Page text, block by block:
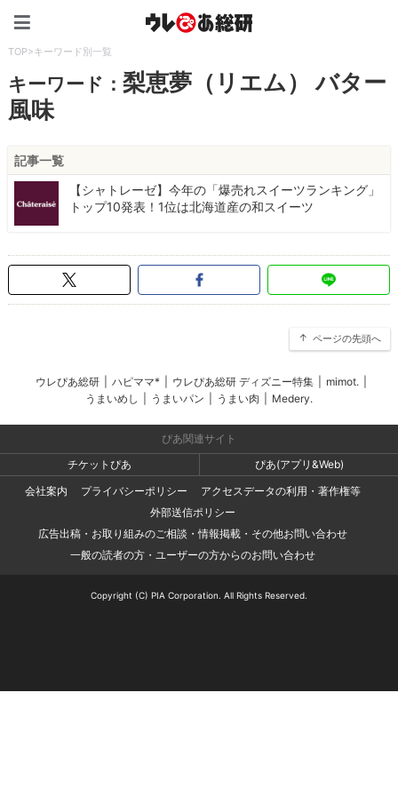
TOP>キーワード別一覧
キーワード：梨恵夢（リエム） バター
風味
記事一覧
【シャトレーゼ】今年の「爆売れスイーツランキング」
トップ10発表！1位は北海道産の和スイーツ
ページの先頭へ
ウレぴあ総研 ハピママ* ウレぴあ総研 ディズニー特集 mimot.
うまいめし
うまいパン うまい肉 Medery.
ぴあ関連サイト
チケットぴあ
ぴあ(アプリ&Web)
会社案内
プライバシーポリシー
アクセスデータの利用・著作権等
外部送信ポリシー
広告出稿・お取り組みのご相談・情報掲載・その他お問い合わせ
一般の読者の方・ユーザーの方からのお問い合わせ
Copyright (C) PIA Corporation. All Rights Reserved.